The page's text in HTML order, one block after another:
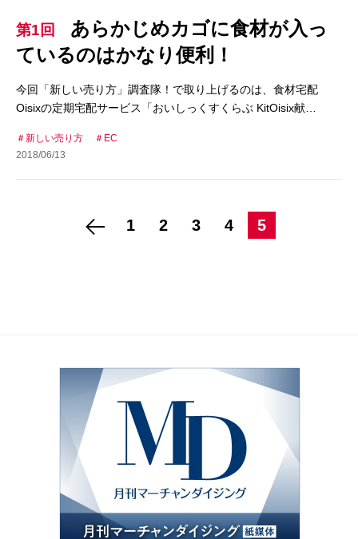
第1回
あらかじめカゴに食材が入っ
ているのはかなり便利！
今回「新しい売り方」調査隊！で取り上げるのは、食材宅配
Oisixの定期宅配サービス「おいしっくすくらぶ KitOisix献…
新しい売り方
EC
2018/06/13
1 2 3 4 5